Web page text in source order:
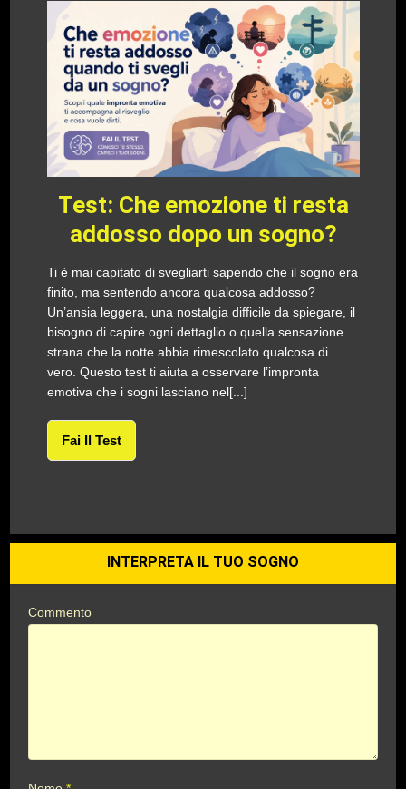
Test: Che emozione ti resta
addosso dopo un sogno?
Ti è mai capitato di svegliarti sapendo che il sogno era
finito, ma sentendo ancora qualcosa addosso?
Un’ansia leggera, una nostalgia difficile da spiegare, il
bisogno di capire ogni dettaglio o quella sensazione
strana che la notte abbia rimescolato qualcosa di
vero. Questo test ti aiuta a osservare l’impronta
emotiva che i sogni lasciano nel[...]
Fai Il Test
INTERPRETA IL TUO SOGNO
Commento